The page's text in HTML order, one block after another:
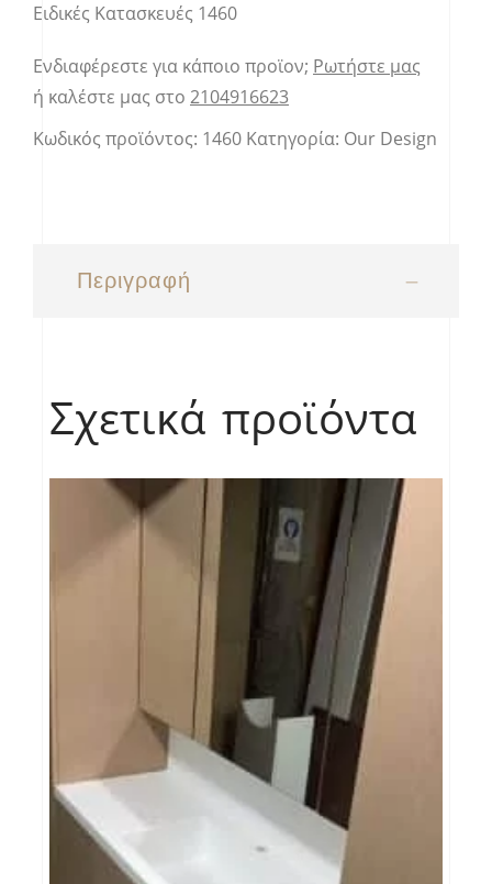
Ειδικές Κατασκευές 1460
Ενδιαφέρεστε για κάποιο προϊον; Ρωτήστε μας
ή καλέστε μας στο 2104916623
Κωδικός προϊόντος: 1460 Κατηγορία: Our Design
Περιγραφή
Σχετικά προϊόντα